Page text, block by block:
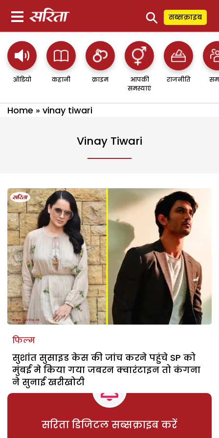
⚲ सब्सक्राइब
ऑडियो कहानी क्राइम
आपकी
समस्याएं
राजनीति
Home » vinay tiwari
Vinay Tiwari
फिल्म
सुशांत सुसाइड केस की जांच करने पहुंचे SP को
मुंबई मे किया गया जबरन क्वारंटाइन तो कंगना
ने सुनाई खरीखोटी
सरिता डिजिटल सब्सक्राइब करें